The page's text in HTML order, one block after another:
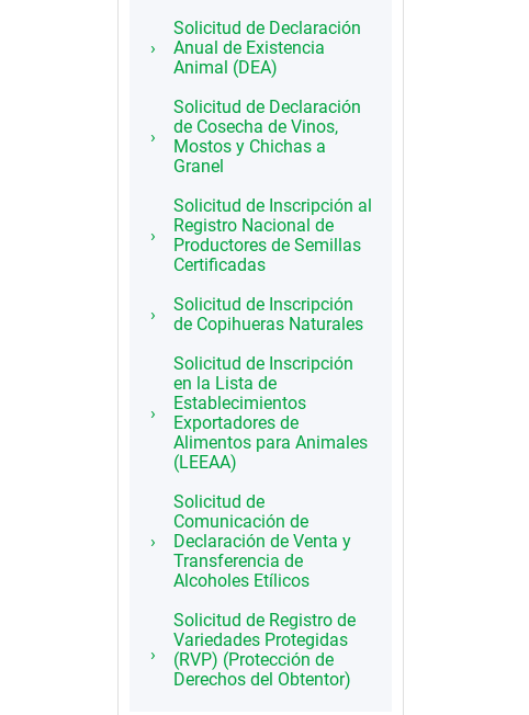
Solicitud de Declaración
Anual de Existencia
Animal (DEA)
Solicitud de Declaración
de Cosecha de Vinos,
Mostos y Chichas a
Granel
Solicitud de Inscripción al
Registro Nacional de
Productores de Semillas
Certificadas
Solicitud de Inscripción
de Copihueras Naturales
Solicitud de Inscripción
en la Lista de
Establecimientos
Exportadores de
Alimentos para Animales
(LEEAA)
Solicitud de
Comunicación de
Declaración de Venta y
Transferencia de
Alcoholes Etílicos
Solicitud de Registro de
Variedades Protegidas
(RVP) (Protección de
Derechos del Obtentor)